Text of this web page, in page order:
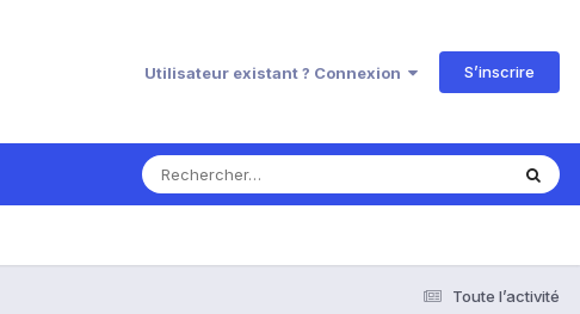
Utilisateur existant ? Connexion S’inscrire
Toute l’activité